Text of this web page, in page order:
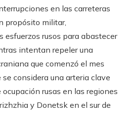
en las carreteras
propósito militar,
esfuerzos rusos para abastecer
intentan repeler una
que comenzó el mes
se considera una arteria clave
rusas en las regiones
y Donetsk en el sur de